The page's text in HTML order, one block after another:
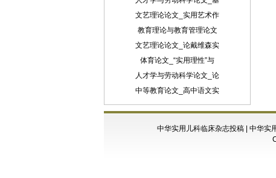
文艺理论论文_实用艺术作
教育理论与教育管理论文
文艺理论论文_论戴维森实
体育论文_“实用理性”与
人才学与劳动科学论文_论
中等教育论文_高中语文实
中华实用儿科临床杂志投稿| 中华实